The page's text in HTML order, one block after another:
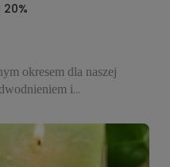
20%
okresem dla naszej
i
który w wysokim
na skórę, redukuje
migdałów, witaminy A i